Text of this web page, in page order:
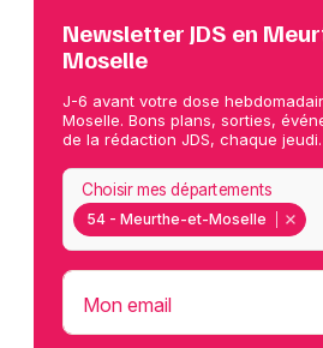
Newsletter JDS en
Moselle
J-6 avant votre dose
Moselle. Bons plans, sorties,
de la rédaction JDS, chaque jeudi.
54 - Meurthe-et-Moselle
Choisir mes départements
Mon email